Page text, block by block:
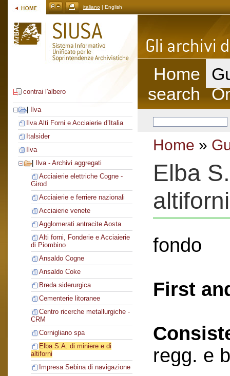
italiano | English
contrai l'albero
Ilva
Ilva Alti Forni e Acciaierie d’Italia
Italsider
Ilva
Ilva - Archivi aggregati
Acciaierie elettriche Cogne -
Girod
Acciaierie e ferriere nazionali
Acciaierie venete
Agglomerati antracite Aosta
Alti forni, Fonderie e Acciaierie
di Piombino
Ansaldo Cogne
Ansaldo Coke
Breda siderurgica
Cementerie litoranee
Centro ricerche metallurgiche -
CRM
Cornigliano spa
Elba S.A. di miniere e di
altiforni
Impresa Sebina di navigazione
Home
search
Home »
Elba
altiforni
fondo
First
regg. e